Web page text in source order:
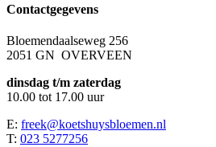
Contactgegevens
Bloemendaalseweg 256
2051 GN OVERVEEN
dinsdag t/m zaterdag
10.00 tot 17.00 uur
E: freek@koetshuysbloemen.nl
T: 023 5277256